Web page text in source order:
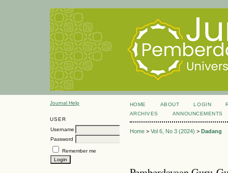
Journal Help
USER
Username
Password
Remember me
HOME ABOUT LOGIN
ARCHIVES
ANNOUNCEMENTS
Home> Vol 6, No 3 (2024) > Dadang